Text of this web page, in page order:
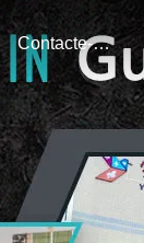
Contacte-Nos